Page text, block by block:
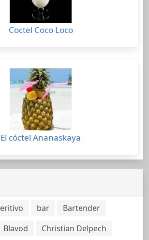
Coctel Coco Loco
El cóctel Ananaskaya
bar
Bartender
Blavod
Christian Delpech